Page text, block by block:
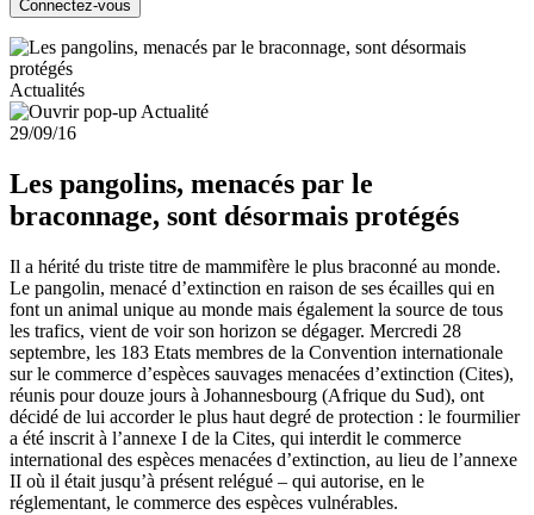
Connectez-vous
Actualités
29/09/16
Les pangolins, menacés par le
braconnage, sont désormais protégés
Il a hérité du triste titre de mammifère le plus braconné au monde.
Le pangolin, menacé d’extinction en raison de ses écailles qui en
font un animal unique au monde mais également la source de tous
les trafics, vient de voir son horizon se dégager. Mercredi 28
septembre, les 183 Etats membres de la Convention internationale
sur le commerce d’espèces sauvages menacées d’extinction (Cites),
réunis pour douze jours à Johannesbourg (Afrique du Sud), ont
décidé de lui accorder le plus haut degré de protection : le fourmilier
a été inscrit à l’annexe I de la Cites, qui interdit le commerce
international des espèces menacées d’extinction, au lieu de l’annexe
II où il était jusqu’à présent relégué – qui autorise, en le
réglementant, le commerce des espèces vulnérables.